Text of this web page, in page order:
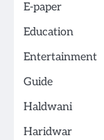
E-paper
Education
Entertainment
Guide
Haldwani
Haridwar